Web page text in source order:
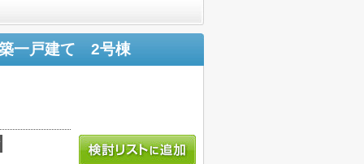
築一戸建て 2号棟